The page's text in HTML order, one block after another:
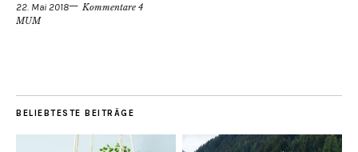
22. Mai 2018
Kommentare 4
MUM
BELIEBTESTE BEITRÄGE